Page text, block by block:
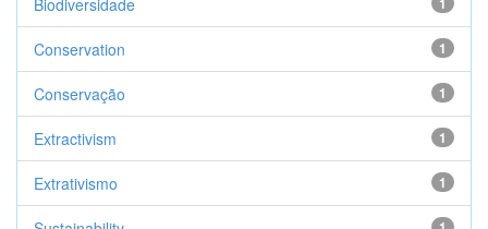
Biodiversidade
1
Conservation
1
Conservação
1
Extractivism
1
Extrativismo